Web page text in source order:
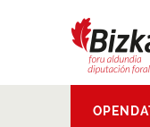
Aldundia.